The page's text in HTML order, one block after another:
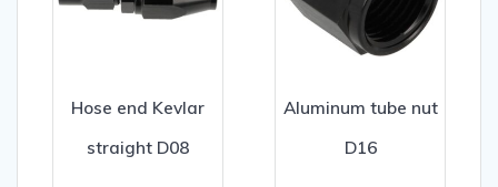
Hose end Kevlar
straight D08
Aluminum tube nut
D16